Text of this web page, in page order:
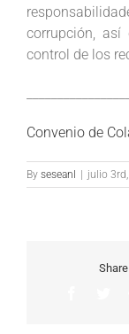
corrupción,
control de los
Convenio de
By seseanl | julio